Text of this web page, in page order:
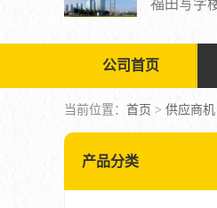
公司首页
当前位置： 首页 > 供应商机
产品分类